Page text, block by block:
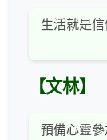
生活就是
【文林】
預備心靈